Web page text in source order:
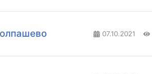
07.10.2021